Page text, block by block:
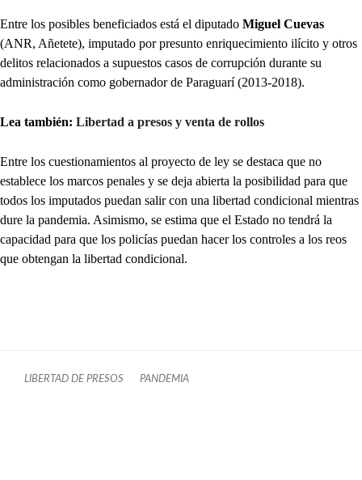
Entre los posibles beneficiados está el diputado Miguel Cuevas
(ANR, Añetete), imputado por presunto enriquecimiento ilícito y otros
delitos relacionados a supuestos casos de corrupción durante su
administración como gobernador de Paraguarí (2013-2018).
Lea también: Libertad a presos y venta de rollos
Entre los cuestionamientos al proyecto de ley se destaca que no
establece los marcos penales y se deja abierta la posibilidad para que
todos los imputados puedan salir con una libertad condicional mientras
dure la pandemia. Asimismo, se estima que el Estado no tendrá la
capacidad para que los policías puedan hacer los controles a los reos
que obtengan la libertad condicional.
LIBERTAD DE PRESOS PANDEMIA